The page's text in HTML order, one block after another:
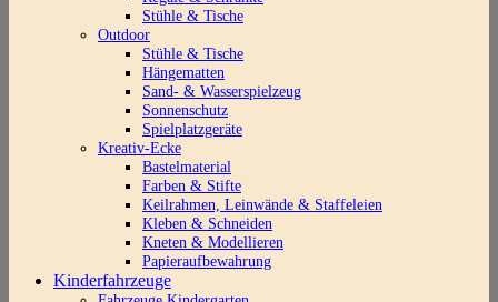
Stühle & Tische
Outdoor
Stühle & Tische
Hängematten
Sand- & Wasserspielzeug
Sonnenschutz
Spielplatzgeräte
Kreativ-Ecke
Bastelmaterial
Farben & Stifte
Keilrahmen, Leinwände & Staffeleien
Kleben & Schneiden
Kneten & Modellieren
Papieraufbewahrung
Kinderfahrzeuge